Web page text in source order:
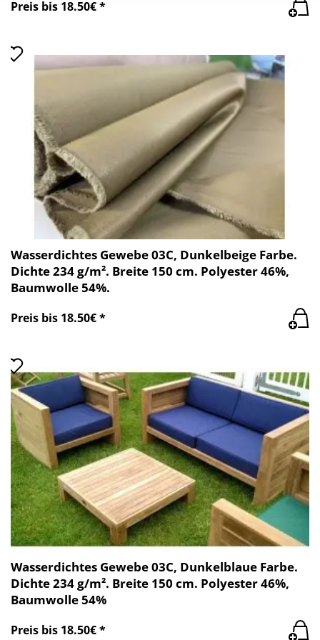
Preis bis 18.50€ *
Wasserdichtes Gewebe 03C, Dunkelbeige Farbe.
Dichte 234 g/m². Breite 150 cm. Polyester 46%,
Baumwolle 54%.
Preis bis 18.50€ *
Wasserdichtes Gewebe 03C, Dunkelblaue Farbe.
Dichte 234 g/m². Breite 150 cm. Polyester 46%,
Baumwolle 54%
Preis bis 18.50€ *